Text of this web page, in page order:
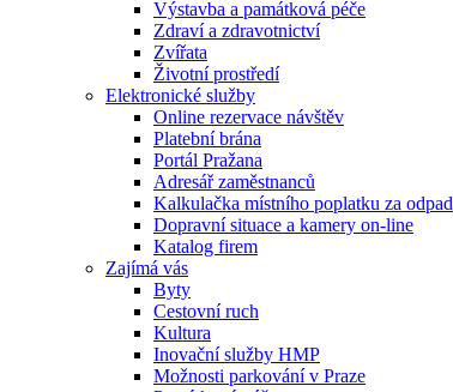
Výstavba a památková péče
Zdraví a zdravotnictví
Zvířata
Životní prostředí
Elektronické služby
Online rezervace návštěv
Platební brána
Portál Pražana
Adresář zaměstnanců
Kalkulačka místního poplatku za odpad
Dopravní situace a kamery on-line
Katalog firem
Zajímá vás
Byty
Cestovní ruch
Kultura
Inovační služby HMP
Možnosti parkování v Praze